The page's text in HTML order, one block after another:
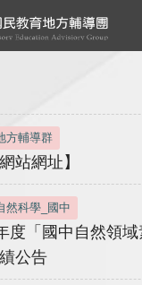
方輔導群
站網址】
然科學_國中
度「國中自然領域
公告